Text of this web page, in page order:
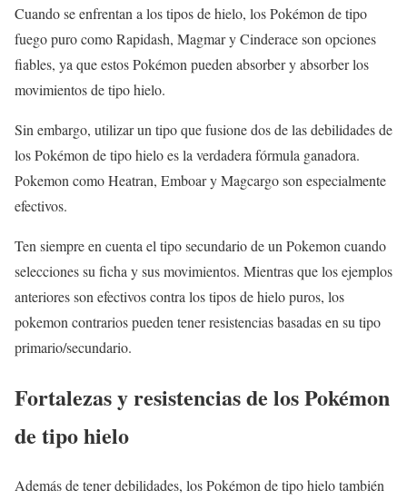
Cuando se enfrentan a los tipos de hielo, los Pokémon de tipo
fuego puro como Rapidash, Magmar y Cinderace son opciones
fiables, ya que estos Pokémon pueden absorber y absorber los
movimientos de tipo hielo.
Sin embargo, utilizar un tipo que fusione dos de las debilidades de
los Pokémon de tipo hielo es la verdadera fórmula ganadora.
Pokemon como Heatran, Emboar y Magcargo son especialmente
efectivos.
Ten siempre en cuenta el tipo secundario de un Pokemon cuando
selecciones su ficha y sus movimientos. Mientras que los ejemplos
anteriores son efectivos contra los tipos de hielo puros, los
pokemon contrarios pueden tener resistencias basadas en su tipo
primario/secundario.
Fortalezas y resistencias de los Pokémon
de tipo hielo
Además de tener debilidades, los Pokémon de tipo hielo también